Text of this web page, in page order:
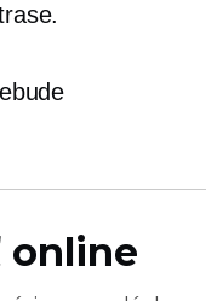
online